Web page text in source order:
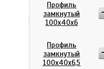
Профиль
замкнутый
100х40х6
Профиль
замкнутый
100х40х6,5
Итого: